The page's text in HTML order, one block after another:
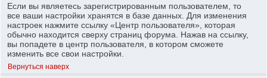
Если вы являетесь зарегистрированным пользователем, то
все ваши настройки хранятся в базе данных. Для изменения
настроек нажмите ссылку «Центр пользователя», которая
обычно находится сверху страниц форума. Нажав на ссылку,
вы попадете в центр пользователя, в котором сможете
изменить все свои настройки.
Вернуться наверх